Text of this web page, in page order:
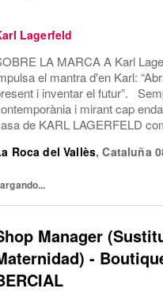
Lagerfeld
LA MARCA A Karl
el mantra d'en Karl:
i inventar el futur”.
i mirant cap
de KARL LAGERFELD
fundador, Karl Lagerfeld.
Roca del Vallès,Cataluña
Manager
-